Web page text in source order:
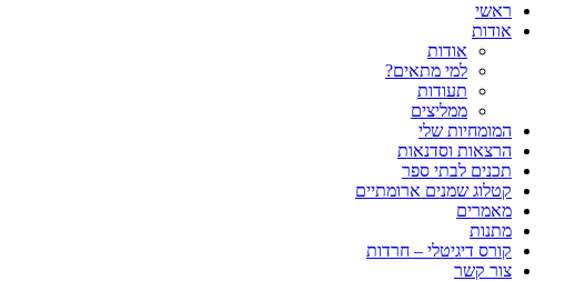
ראשי
אודות
אודות
למי מתאים?
תעודות
ממליצים
המומחיות שלי
הרצאות וסדנאות
תכנים לבתי ספר
קטלוג שמנים ארומתיים
מאמרים
מתנות
קורס דיגיטלי – חרדות
צור קשר